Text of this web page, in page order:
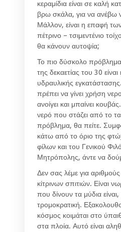
κεραμίδια είναι σε καλή
βρω σκάλα, για να ανέβω
Μάλλον, είναι η επαφή
πέτρινο – τσιμεντένιο
θα κάνουν αυτοψία;
Το πιο δύσκολο πρόβλημα
της δεκαετίας του 30
υδραυλικής
πρέπει να γίνει χρήση
ανοίγει και μπαίνει
νερό που στάζει από το
πρόβλημα, θα πείτε.
κάτω από το όριο της
φίλων και του Γενικού
Μητρόπολης, άντε να
Δεν σας λέμε για
κίτρινων σπιτιών. Είναι
που δίνουν τα μύδια
τρομοκρατική.
κόσμος κοιμάται στο
στα πλοία. Αυτό είναι